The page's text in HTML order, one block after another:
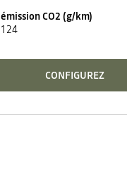
émission CO2 (g/km)
124
CONFIGUREZ